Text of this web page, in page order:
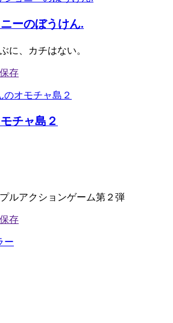
ーのぼうけん.
に、カチはない。
チャ島２
ルアクションゲーム第２弾